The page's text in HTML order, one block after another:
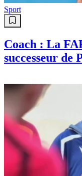
Sport
Coach : La
successeur de